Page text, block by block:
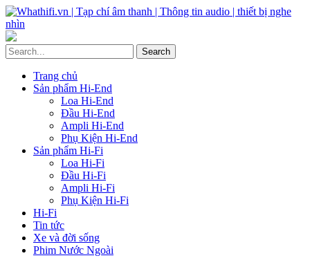
Trang chủ
Sản phẩm Hi-End
Loa Hi-End
Đầu Hi-End
Ampli Hi-End
Phụ Kiện Hi-End
Sản phẩm Hi-Fi
Loa Hi-Fi
Đầu Hi-Fi
Ampli Hi-Fi
Phụ Kiện Hi-Fi
Hi-Fi
Tin tức
Xe và đời sống
Phim Nước Ngoài